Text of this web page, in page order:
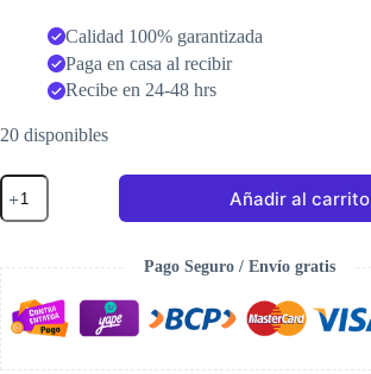
Calidad 100% garantizada
Paga en casa al recibir
Recibe en 24-48 hrs
20 disponibles
Ducha
iones
negativos
Añadir al carrito
Pago Seguro / Envío gratis